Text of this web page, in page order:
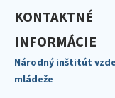
KONTAKTNÉ
INFORMÁCIE
Národný inštitút
mládeže